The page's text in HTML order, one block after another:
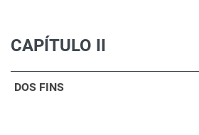
CAPÍTULO II
DOS FINS